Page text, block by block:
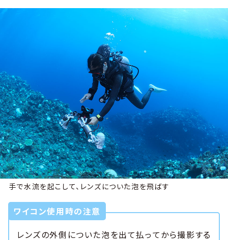
手で水流を起こして、レンズについた泡を飛ばす
ワイコン使用時の注意
レンズの外側についた泡を出て払ってから撮影する